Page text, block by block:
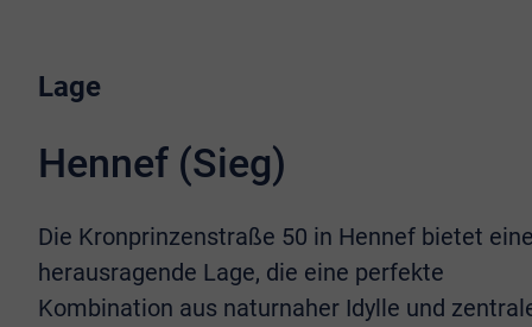
Lage
Hennef (Sieg)
Die Kronprinzenstraße 50 in Hennef bietet
herausragende Lage, die eine perfekte
Kombination aus naturnaher Idylle und